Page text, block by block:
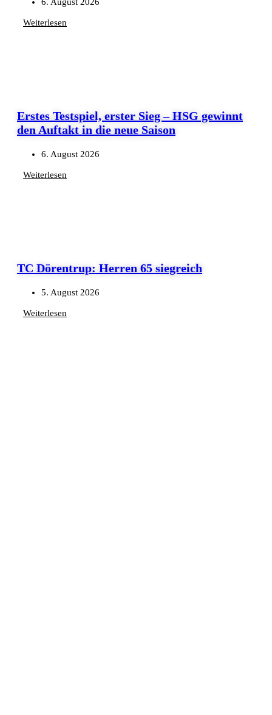
Weiterlesen
Erstes Testspiel, erster Sieg – HSG gewinnt
den Auftakt in die neue Saison
6. August 2026
Weiterlesen
TC Dörentrup: Herren 65 siegreich
5. August 2026
Weiterlesen